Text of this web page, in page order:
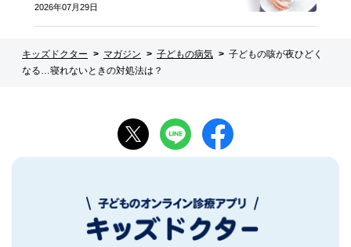
2026年07月29日
キッズドクター マガジン 子どもの病気
子どもの咳が夜ひどく
なる…寝れないときの対処法は？